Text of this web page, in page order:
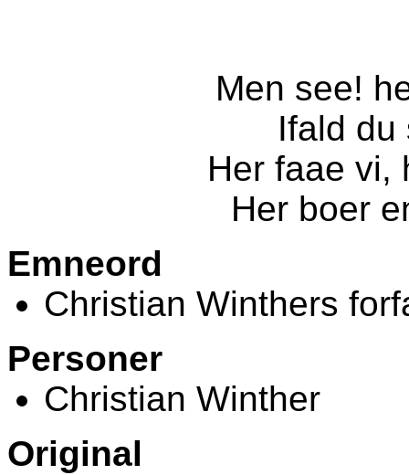
Men see!
Ifald du
Her faae
Her boer
Emneord
Christian Winthers
Personer
Christian Winther
Original